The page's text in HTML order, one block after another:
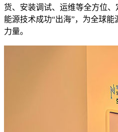
货、安装调试、运维等全方位
能源技术成功“出海”，为全球
力量。